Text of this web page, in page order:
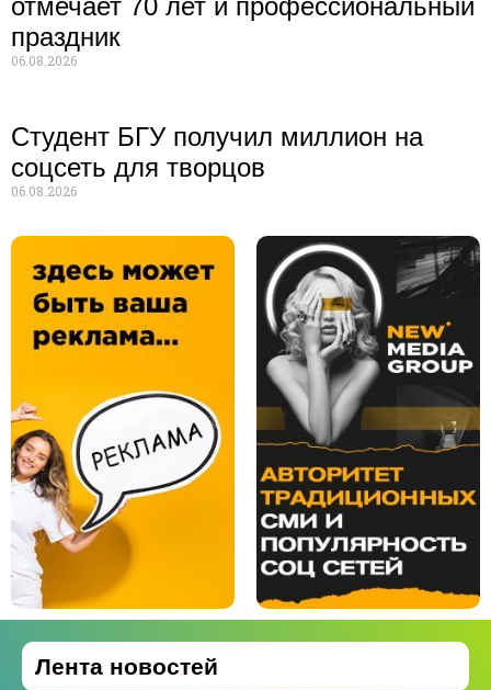
отмечает 70 лет и профессиональный
праздник
06.08.2026
Студент БГУ получил миллион на
соцсеть для творцов
06.08.2026
Лента новостей